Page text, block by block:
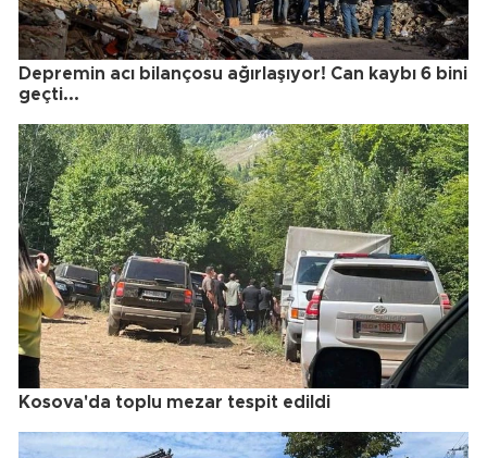
Depremin acı bilançosu ağırlaşıyor! Can kaybı 6 bini
geçti...
Kosova'da toplu mezar tespit edildi